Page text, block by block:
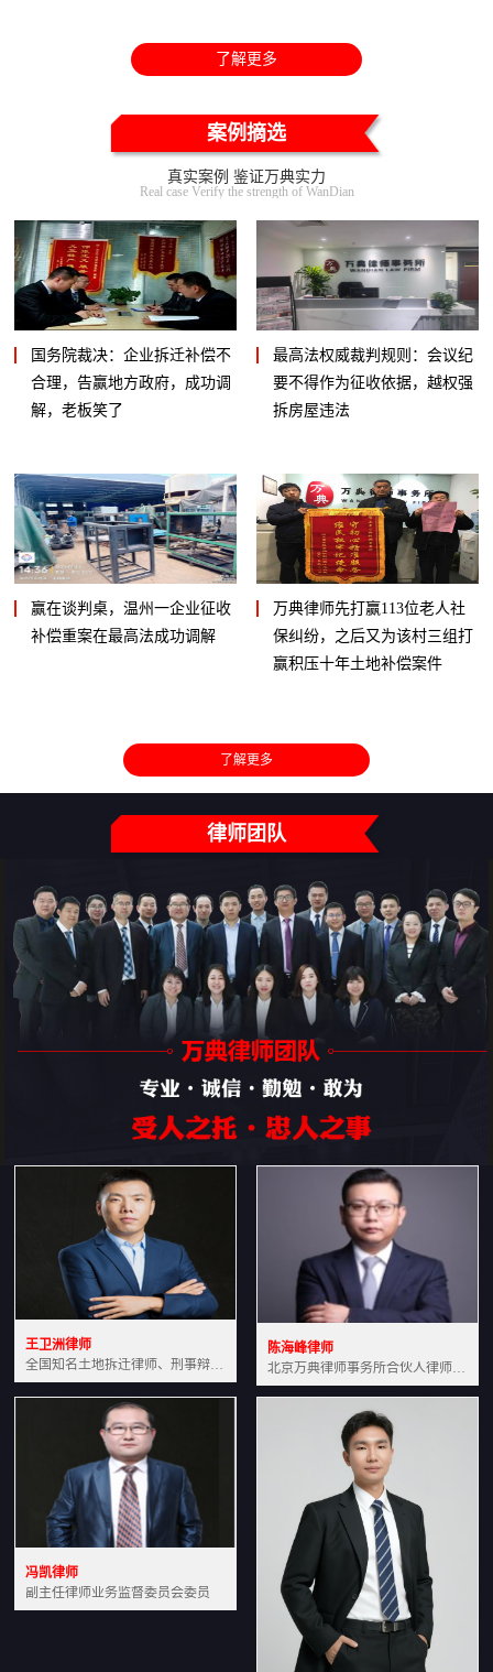
了解更多
案例摘选
真实案例 鉴证万典实力
Real case Verify the strength of WanDian
国务院裁决：企业拆迁补偿不
合理，告赢地方政府，成功调
解，老板笑了
最高法权威裁判规则：会议纪
要不得作为征收依据，越权强
拆房屋违法
赢在谈判桌，温州一企业征收
补偿重案在最高法成功调解
万典律师先打赢113位老人社
保纠纷，之后又为该村三组打
赢积压十年土地补偿案件
了解更多
律师团队
王卫洲律师
全国知名土地拆迁律师、刑事辩护律师北京万典律师事务所主任中国法学会会员北京市行政法研究会理事
陈海峰律师
北京万典律师事务所合伙人律师土地房产专业资深律师
冯凯律师
副主任律师业务监督委员会委员